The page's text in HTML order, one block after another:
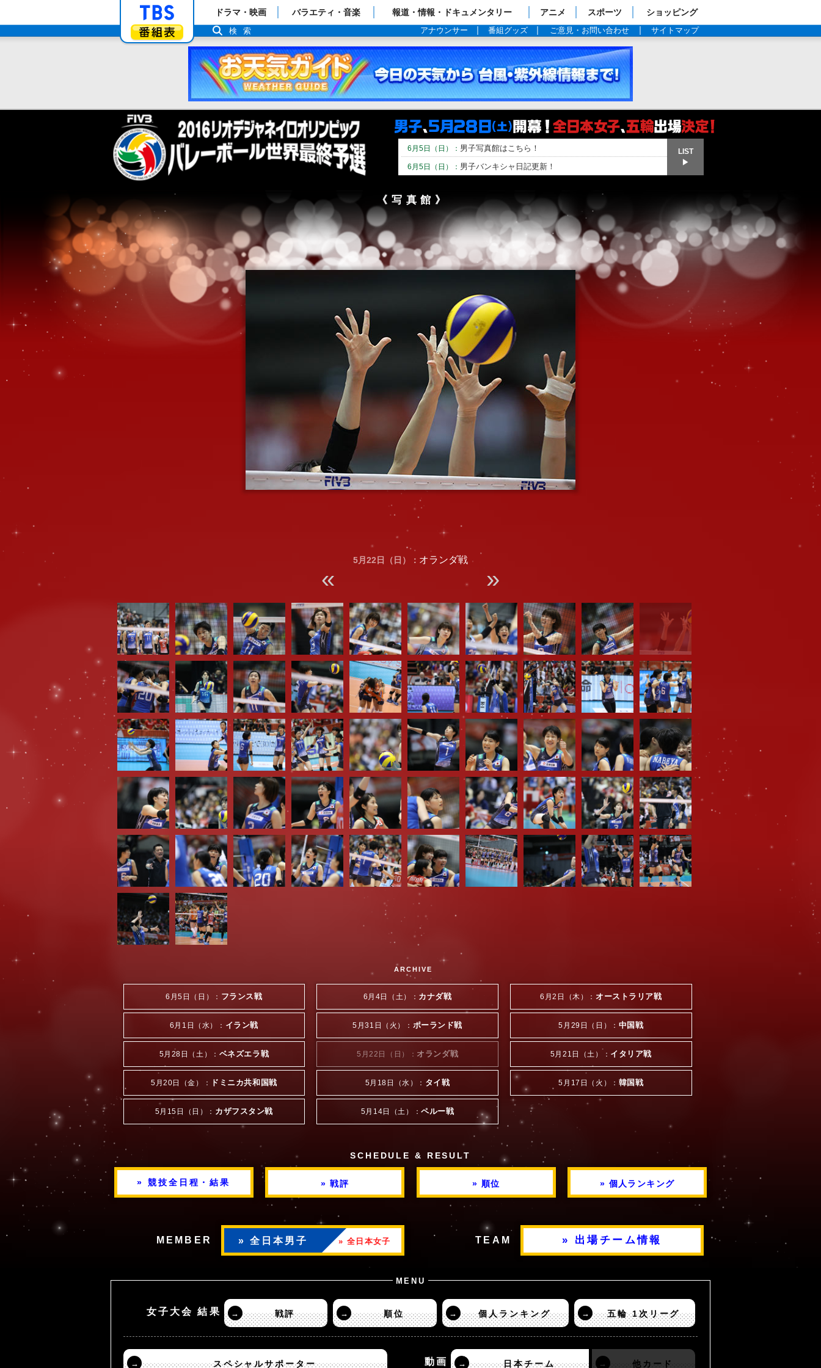
「TBSテレビ」トップページ
番組表
ドラマ・映画 バラエティ・音楽 報道・情報・ドキュメンタリー アニメ スポーツ ショッピング
アナウンサー 番組グッズ ご意見・お問い合わせ サイトマップ
検索
6月5日（日）： 男子写真館はこちら！
6月5日（日）： 男子バンキシャ日記更新！
LIST
▶
《写真館》
5月22日（日）： オランダ戦
« »
ARCHIVE
6月5日（日）： フランス戦 6月4日（土）： カナダ戦 6月2日（木）： オーストラリア戦
6月1日（水）： イラン戦 5月31日（火）： ポーランド戦 5月29日（日）： 中国戦
5月28日（土）： ベネズエラ戦 5月22日（日）： オランダ戦 5月21日（土）： イタリア戦
5月20日（金）： ドミニカ共和国戦 5月18日（水）： タイ戦 5月17日（火）： 韓国戦
5月15日（日）： カザフスタン戦 5月14日（土）：ペルー戦
SCHEDULE & RESULT
» 競技全日程・結果 » 戦評 » 順位 » 個人ランキング
MEMBER » 全日本男子 » 全日本女子 TEAM » 出場チーム情報
MENU
女子大会 結果 → 戦評 → 順位 → 個人ランキング → 五輪 1次リーグ
→ スペシャルサポーター 動画 → 日本チーム → 他カード